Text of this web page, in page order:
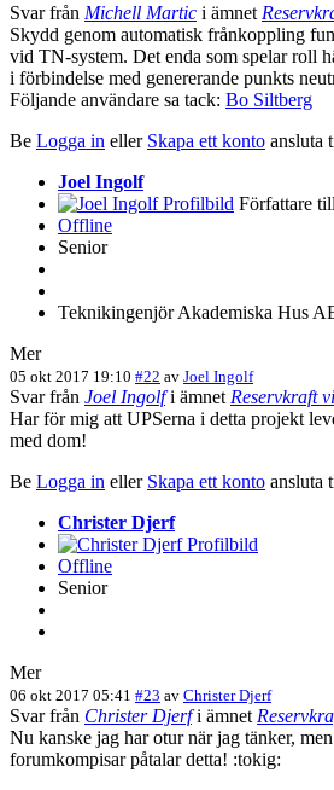
Svar från Michell Martic i ämnet
Skydd genom automatisk frånkoppling
vid TN-system. Det enda som spelar roll
i förbindelse med genererande punkts
Följande användare sa tack: Bo Siltberg
Be Logga in eller Skapa ett konto ansluta
Joel Ingolf
Författare
Offline
Senior
Teknikingenjör Akademiska Hus
Mer
05 okt 2017 19:10 #22 av Joel Ingolf
Svar från Joel Ingolfi ämnet Reservkraft
Har för mig att UPSerna i detta projekt
med dom!
Be Logga in eller Skapa ett konto ansluta
Christer Djerf
Offline
Senior
Mer
06 okt 2017 05:41 #23 av Christer Djerf
Svar från Christer Djerfi ämnet
Nu kanske jag har otur när jag tänker,
forumkompisar påtalar detta! :tokig: